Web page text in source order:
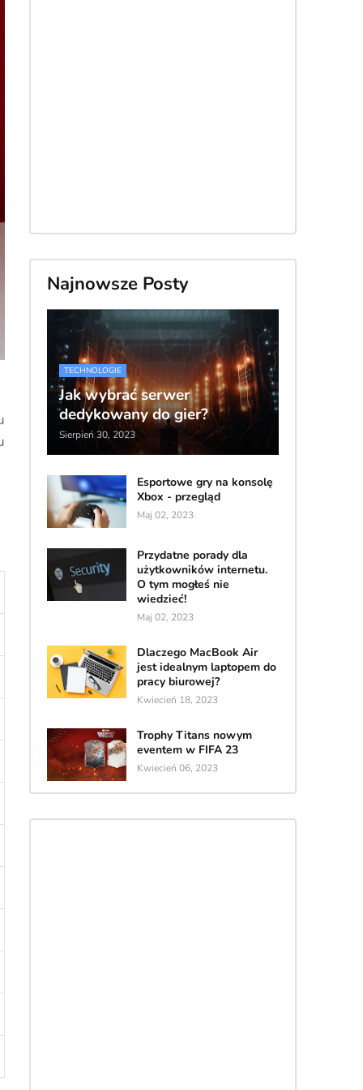
Najnowsze Posty
TECHNOLOGIE
Jak wybrać serwer
dedykowany do gier?
Sierpień 30, 2023
Esportowe gry na konsolę
Xbox - przegląd
Maj 02, 2023
Przydatne porady dla
użytkowników internetu.
O tym mogłeś nie
wiedzieć!
Maj 02, 2023
Dlaczego MacBook Air
jest idealnym laptopem do
pracy biurowej?
Kwiecień 18, 2023
Trophy Titans nowym
eventem w FIFA 23
Kwiecień 06, 2023